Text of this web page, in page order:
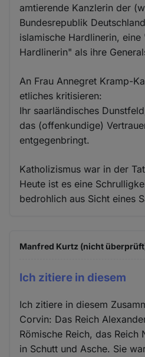
amtierende Kanzlerin der
Bundesrepublik
islamische Hardlinerin,
Hardlinerin" als ihre
An Frau Annegret Kramp-
etliches kritisieren:
Ihr saarländisches
das (offenkundige)
entgegenbringt.
Katholizismus war in der
Heute ist es eine
bedrohlich aus Sicht eines
Manfred Kurtz (nicht
Ich zitiere in diesem
Ich zitiere in diesem
Corvin: Das Reich
Römische Reich, das Reich
in Schutt und Asche. Sie